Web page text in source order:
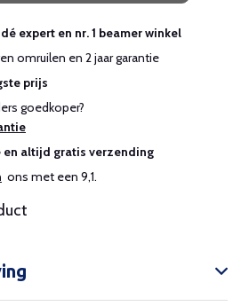
expert en nr. 1 beamer winkel
omruilen en 2 jaar garantie
prijs
goedkoper?
en altijd gratis verzending
ons met een 9,1.